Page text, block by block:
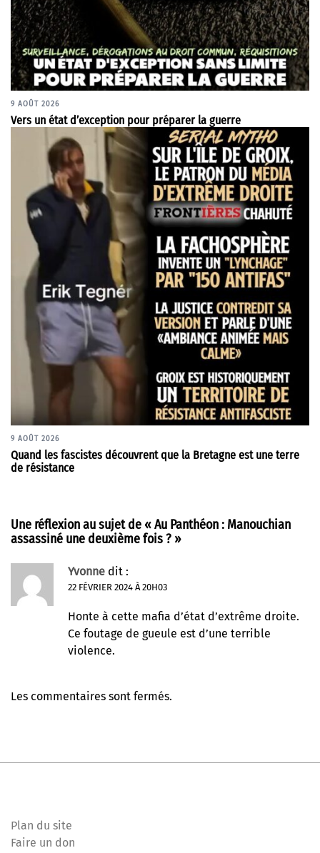
9 AOÛT 2026
Vers un état d’exception pour préparer la guerre
9 AOÛT 2026
Quand les fascistes découvrent que la Bretagne est une terre
de résistance
Une réflexion au sujet de «Au Panthéon : Manouchian
assassiné une deuxième fois ? »
Yvonne dit :
22 FÉVRIER 2024 À 20H03
Honte à cette mafia d’état d’extrême droite.
Ce foutage de gueule est d’une terrible
violence.
Les commentaires sont fermés.
Plan du site
Faire un don